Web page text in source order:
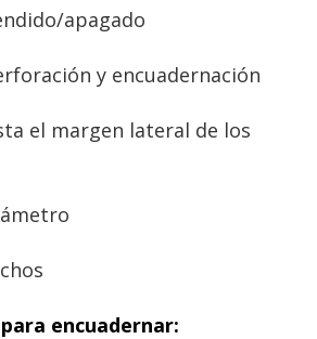
apagado
y encuadernación
el margen lateral de los
encuadernar: